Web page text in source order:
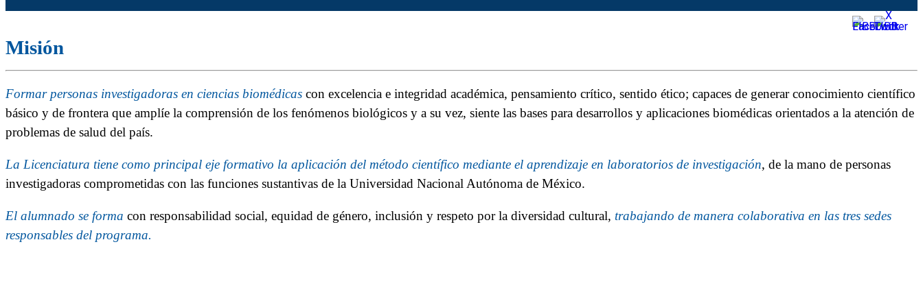
Misión
Formar personas investigadoras en ciencias biomédicas con excelencia e integridad académica, pensamiento crítico, sentido ético; capaces de generar conocimiento científico
básico y de frontera que amplíe la comprensión de los fenómenos biológicos y a su vez, siente las bases para desarrollos y aplicaciones biomédicas orientados a la atención de
problemas de salud del país.
La Licenciatura tiene como principal eje formativo la aplicación del método científico mediante el aprendizaje en laboratorios de investigación, de la mano de personas
investigadoras comprometidas con las funciones sustantivas de la Universidad Nacional Autónoma de México.
El alumnado se forma con responsabilidad social, equidad de género, inclusión y respeto por la diversidad cultural, trabajando de manera colaborativa en las tres sedes
responsables del programa.